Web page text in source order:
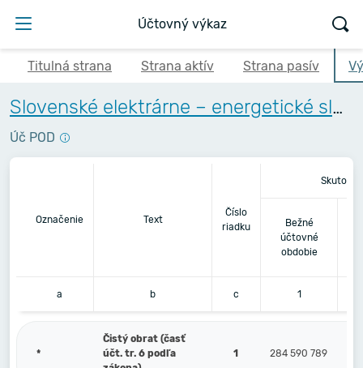
Účtovný výkaz
Titulná strana Strana aktív Strana pasív
Slovenské elektrárne – energetické služby, s.r.o.
Úč POD
Označenie Text
Číslo
riadku
Bežné
účtovné
obdobie
a b c 1
*
Čistý obrat (časť
účt. tr. 6 podľa
1 284 590 789